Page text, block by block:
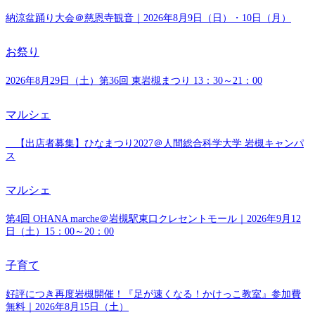
納涼盆踊り大会＠慈恩寺観音｜2026年8月9日（日）・10日（月）
お祭り
2026年8月29日（土）第36回 東岩槻まつり 13：30～21：00
マルシェ
【出店者募集】ひなまつり2027＠人間総合科学大学 岩槻キャンパ
ス
マルシェ
第4回 OHANA marche＠岩槻駅東口クレセントモール｜2026年9月12
日（土）15：00～20：00
子育て
好評につき再度岩槻開催！『足が速くなる！かけっこ教室』参加費
無料｜2026年8月15日（土）